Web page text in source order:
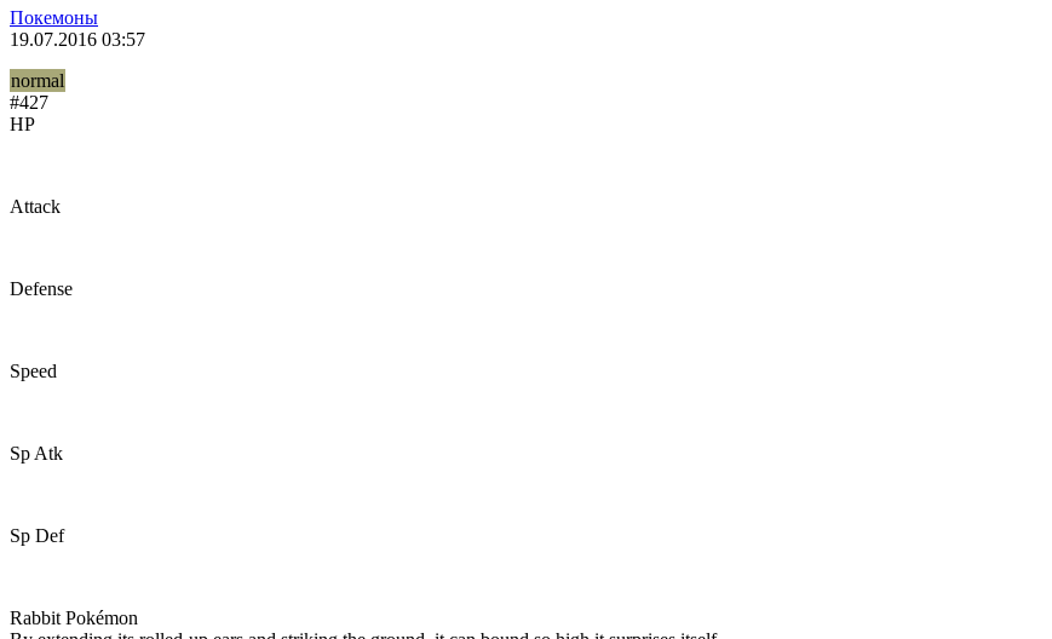
Покемоны
19.07.2016 03:57
normal
#427
HP
Attack
Defense
Speed
Sp Atk
Sp Def
Rabbit Pokémon